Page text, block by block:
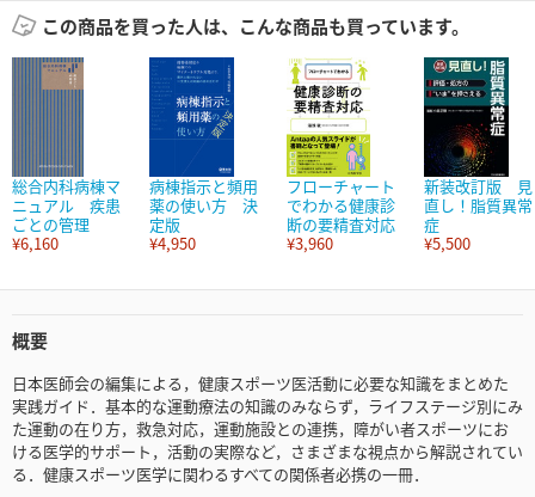
この商品を買った人は、こんな商品も買っています。
総合内科病棟マ
ニュアル 疾患
ごとの管理
¥6,160
病棟指示と頻用
薬の使い方 決
定版
¥4,950
フローチャート
でわかる健康診
断の要精査対応
¥3,960
新装改訂版 見
直し！脂質異常
症
¥5,500
概要
日本医師会の編集による，健康スポーツ医活動に必要な知識をまとめた
実践ガイド．基本的な運動療法の知識のみならず，ライフステージ別にみ
た運動の在り方，救急対応，運動施設との連携，障がい者スポーツにお
ける医学的サポート，活動の実際など，さまざまな視点から解説されてい
る．健康スポーツ医学に関わるすべての関係者必携の一冊．